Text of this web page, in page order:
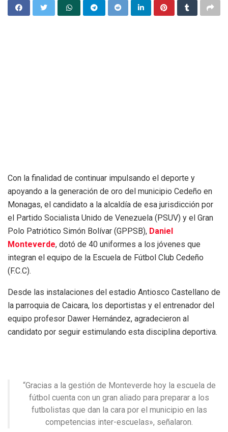
Con la finalidad de continuar impulsando el deporte y
apoyando a la generación de oro del municipio Cedeño en
Monagas, el candidato a la alcaldía de esa jurisdicción por
el Partido Socialista Unido de Venezuela (PSUV) y el Gran
Polo Patriótico Simón Bolívar (GPPSB), Daniel
Monteverde, dotó de 40 uniformes a los jóvenes que
integran el equipo de la Escuela de Fútbol Club Cedeño
(F.C.C).
Desde las instalaciones del estadio Antiosco Castellano de
la parroquia de Caicara, los deportistas y el entrenador del
equipo profesor Dawer Hernández, agradecieron al
candidato por seguir estimulando esta disciplina deportiva.
“Gracias a la gestión de Monteverde hoy la escuela de
fútbol cuenta con un gran aliado para preparar a los
futbolistas que dan la cara por el municipio en las
competencias inter-escuelas», señalaron.